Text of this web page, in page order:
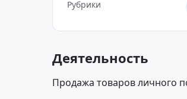
Рубрики
Деятельность
Продажа товаров личного